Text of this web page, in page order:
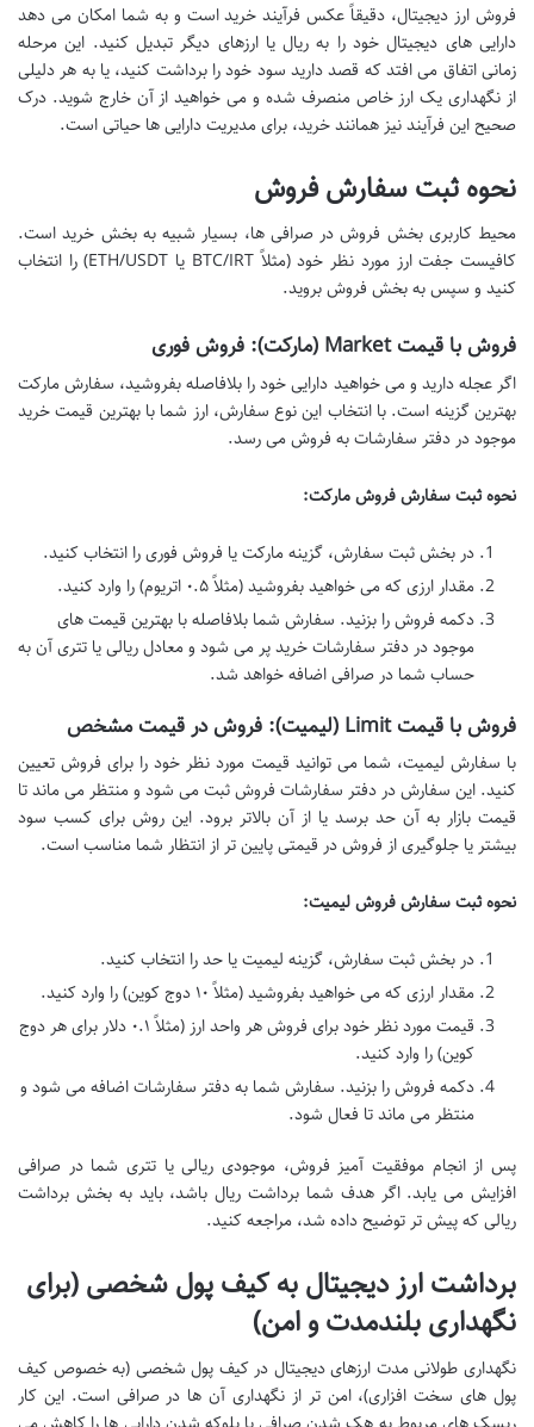
فروش ارز دیجیتال، دقیقاً عکس فرآیند خرید است و به شما امکان می دهد
دارایی های دیجیتال خود را به ریال یا ارزهای دیگر تبدیل کنید. این مرحله
زمانی اتفاق می افتد که قصد دارید سود خود را برداشت کنید، یا به هر دلیلی
از نگهداری یک ارز خاص منصرف شده و می خواهید از آن خارج شوید. درک
صحیح این فرآیند نیز همانند خرید، برای مدیریت دارایی ها حیاتی است.
نحوه ثبت سفارش فروش
محیط کاربری بخش فروش در صرافی ها، بسیار شبیه به بخش خرید است.
کافیست جفت ارز مورد نظر خود (مثلاً BTC/IRT یا ETH/USDT) را انتخاب
کنید و سپس به بخش فروش بروید.
فروش با قیمت Market (مارکت): فروش فوری
اگر عجله دارید و می خواهید دارایی خود را بلافاصله بفروشید، سفارش مارکت
بهترین گزینه است. با انتخاب این نوع سفارش، ارز شما با بهترین قیمت خرید
موجود در دفتر سفارشات به فروش می رسد.
نحوه ثبت سفارش فروش مارکت:
در بخش ثبت سفارش، گزینه مارکت یا فروش فوری را انتخاب کنید.
مقدار ارزی که می خواهید بفروشید (مثلاً ۰.۵ اتریوم) را وارد کنید.
دکمه فروش را بزنید. سفارش شما بلافاصله با بهترین قیمت های
موجود در دفتر سفارشات خرید پر می شود و معادل ریالی یا تتری آن به
حساب شما در صرافی اضافه خواهد شد.
فروش با قیمت Limit (لیمیت): فروش در قیمت مشخص
با سفارش لیمیت، شما می توانید قیمت مورد نظر خود را برای فروش تعیین
کنید. این سفارش در دفتر سفارشات فروش ثبت می شود و منتظر می ماند تا
قیمت بازار به آن حد برسد یا از آن بالاتر برود. این روش برای کسب سود
بیشتر یا جلوگیری از فروش در قیمتی پایین تر از انتظار شما مناسب است.
نحوه ثبت سفارش فروش لیمیت:
در بخش ثبت سفارش، گزینه لیمیت یا حد را انتخاب کنید.
مقدار ارزی که می خواهید بفروشید (مثلاً ۱۰ دوج کوین) را وارد کنید.
قیمت مورد نظر خود برای فروش هر واحد ارز (مثلاً ۰.۱ دلار برای هر دوج
کوین) را وارد کنید.
دکمه فروش را بزنید. سفارش شما به دفتر سفارشات اضافه می شود و
منتظر می ماند تا فعال شود.
پس از انجام موفقیت آمیز فروش، موجودی ریالی یا تتری شما در صرافی
افزایش می یابد. اگر هدف شما برداشت ریال باشد، باید به بخش برداشت
ریالی که پیش تر توضیح داده شد، مراجعه کنید.
برداشت ارز دیجیتال به کیف پول شخصی (برای
نگهداری بلندمدت و امن)
نگهداری طولانی مدت ارزهای دیجیتال در کیف پول شخصی (به خصوص کیف
پول های سخت افزاری)، امن تر از نگهداری آن ها در صرافی است. این کار